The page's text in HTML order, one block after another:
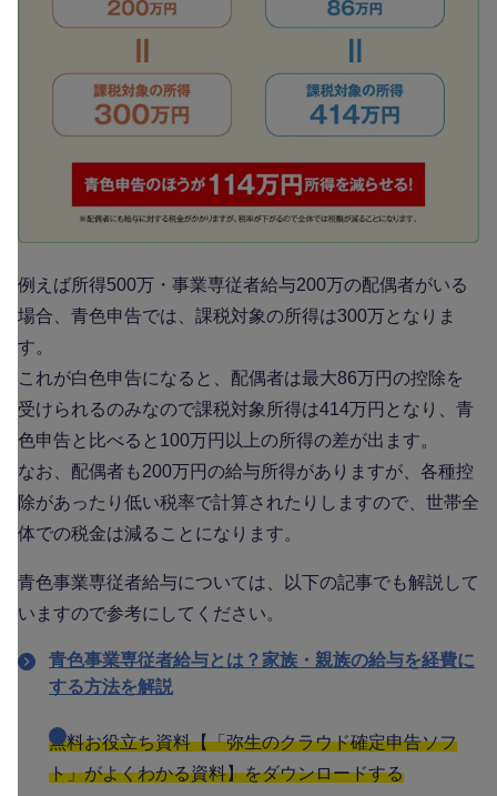
例えば所得500万・事業専従者給与200万の配偶者がいる
場合、青色申告では、課税対象の所得は300万となりま
す。
これが白色申告になると、配偶者は最大86万円の控除を
受けられるのみなので課税対象所得は414万円となり、青
色申告と比べると100万円以上の所得の差が出ます。
なお、配偶者も200万円の給与所得がありますが、各種控
除があったり低い税率で計算されたりしますので、世帯全
体での税金は減ることになります。
青色事業専従者給与については、以下の記事でも解説して
いますので参考にしてください。
青色事業専従者給与とは？家族・親族の給与を経費に
する方法を解説
無料お役立ち資料【「弥生のクラウド確定申告ソフ
ト」がよくわかる資料】をダウンロードする